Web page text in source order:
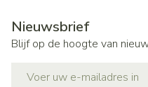
Nieuwsbrief
Blijf op de hoogte van